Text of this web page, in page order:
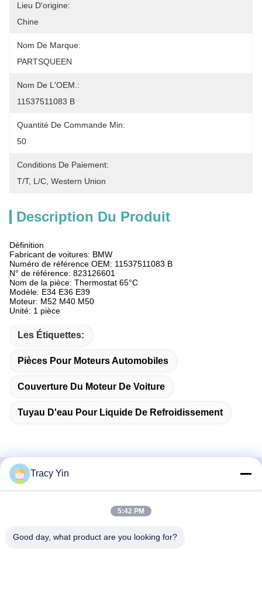
Lieu D'origine:
Chine
Nom De Marque:
PARTSQUEEN
Nom De L'OEM.:
11537511083 B
Quantité De Commande Min:
50
Conditions De Paiement:
T/T, L/C, Western Union
Description Du Produit
Définition
Fabricant de voitures: BMW
Numéro de référence OEM: 11537511083 B
N° de référence: 823126601
Nom de la pièce: Thermostat 65°C
Modèle: E34 E36 E39
Moteur: M52 M40 M50
Unité: 1 pièce
Les Étiquettes:
Pièces Pour Moteurs Automobiles
Couverture Du Moteur De Voiture
Tuyau D'eau Pour Liquide De Refroidissement
Contactez rapidement
Ouest, quartier central des affaires de Wuhan, ville de
Tracy Yin
5:42 PM
Good day, what product are you looking for?